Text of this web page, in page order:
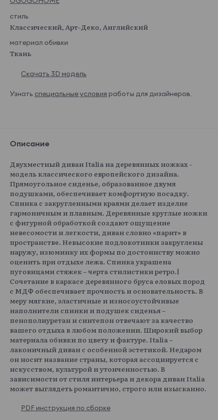
стиль
Классический, Арт-Деко, Английский
материал обивки
Ткань
Скачать 3D модель
Узнать специальные условия работы для дизайнеров.
Описание
Двухместный диван Italia на деревянных ножках -
модель классического европейского дизайна.
Прямоугольное сиденье, образованное двумя
подушками, обеспечивает комфортную посадку.
Спинка с закругленными краями делает изделие
гармоничным и плавным. Деревянные круглые ножки
с фигурной обработкой создают ощущение
невесомости и легкости, диван словно «парит» в
пространстве. Невысокие подлокотники закруглены
наружу, изюминку их формы по достоинству можно
оценить при отдыхе лежа. Спинка украшена
пуговицами стяжек – черта стилистики ретро.|
Сочетание в каркасе деревянного бруса еловых пород
с МДФ обеспечивает прочность и основательность. В
меру мягкие, эластичные и износоустойчивые
наполнители спинки и подушек сиденья –
пенополиуретан и синтепон отвечают за качество
вашего отдыха в любом положении. Широкий выбор
материала обивки по цвету и фактуре. Italia –
лаконичный диван с особенной эстетикой. Недаром
он носит название страны, которая ассоциируется с
искусством, культурой и утонченностью. В
зависимости от стиля интерьера и декора диван Italia
может выглядеть романтично, строго или изысканно.
PDF инструкция по сборке